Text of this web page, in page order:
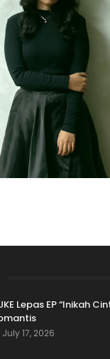
Lepas EP “Inikah
July 17, 2026